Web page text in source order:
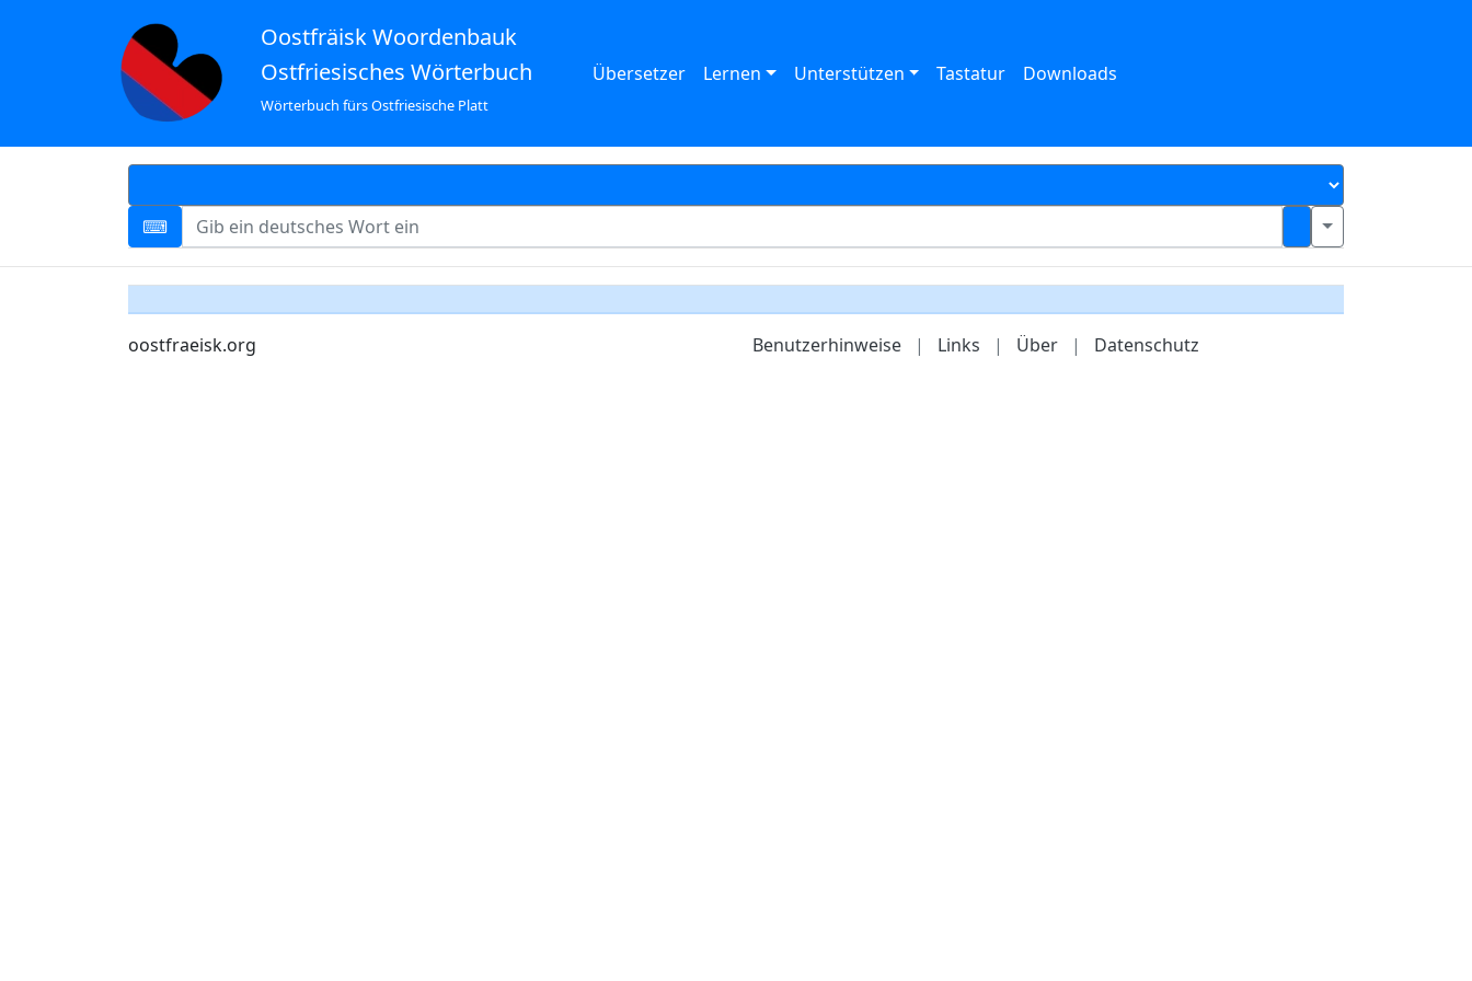
Oostfräisk Woordenbauk
Ostfriesisches Wörterbuch
Wörterbuch fürs Ostfriesische Platt
Übersetzer Lernen Unterstützen Tastatur Downloads
oostfraeisk.org Benutzerhinweise | Links | Über | Datenschutz